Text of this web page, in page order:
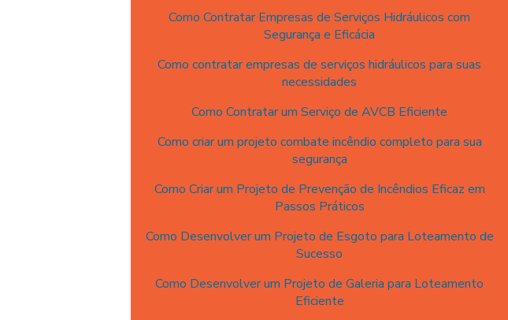
Como Contratar Empresas de Serviços Hidráulicos com
Segurança e Eficácia
Como contratar empresas de serviços hidráulicos para suas
necessidades
Como Contratar um Serviço de AVCB Eficiente
Como criar um projeto combate incêndio completo para sua
segurança
Como Criar um Projeto de Prevenção de Incêndios Eficaz em
Passos Práticos
Como Desenvolver um Projeto de Esgoto para Loteamento de
Sucesso
Como Desenvolver um Projeto de Galeria para Loteamento
Eficiente